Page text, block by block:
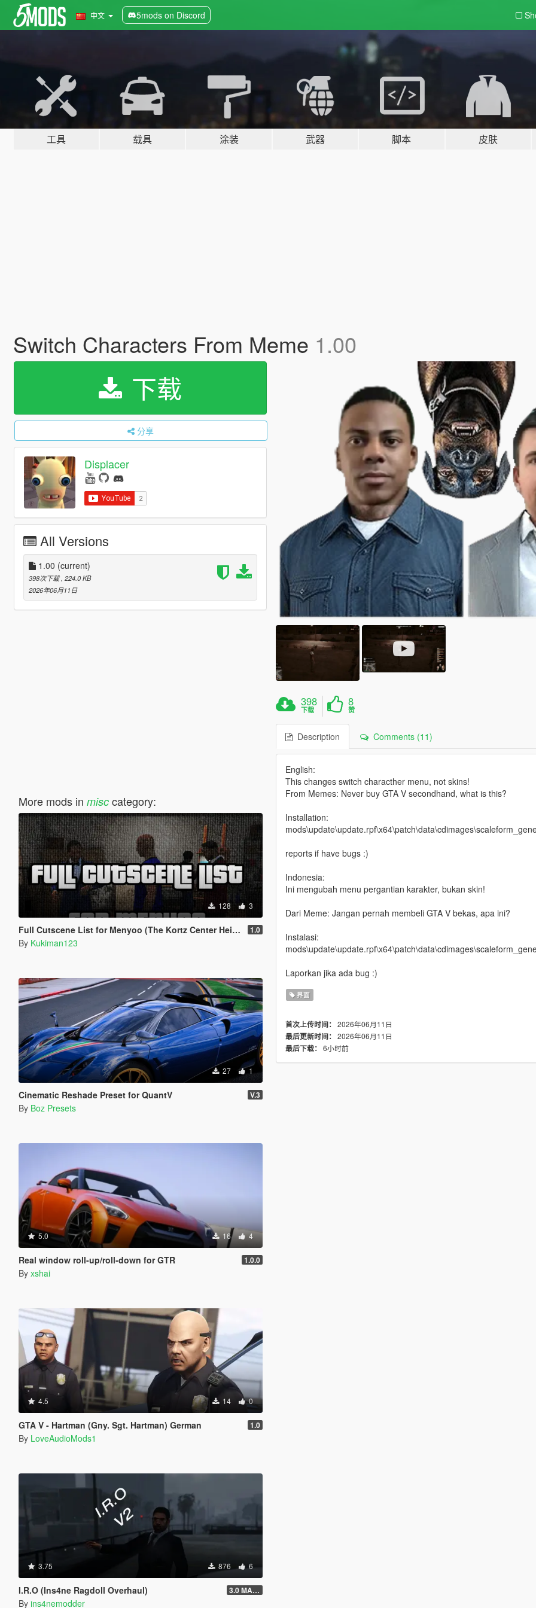
中文 5mods on Discord
工具 载具 涂装 武器 脚本 皮肤
Switch Characters From Meme 1.00
下载
分享
Displacer
All Versions
1.00 (current)
398次下载 , 224.0 KB
2026年06月11日
More mods in misccategory:
128 3
Full Cutscene List for Menyoo (The Kortz Center Heist) 1.0
By Kukiman123
27 1
Cinematic Reshade Preset for QuantV V.3
By Boz Presets
5.0 16 4
Real window roll‑up/roll‑down for GTR 1.0.0
By xshai
4.5 14 0
GTA V - Hartman (Gny. Sgt. Hartman) German 1.0
By LoveAudioMods1
3.75 876 6
I.R.O (Ins4ne Ragdoll Overhaul) 3.0 MASSIVE OVERHAUL
By ins4nemodder
398
下载
8
赞
Description Comments (11)
English:
This changes switch characther menu, not skins!
From Memes: Never buy GTA V secondhand, what is this?
Installation:
reports if have bugs :)
Indonesia:
Ini mengubah menu pergantian karakter, bukan skin!
Dari Meme: Jangan pernah membeli GTA V bekas, apa ini?
Instalasi:
Laporkan jika ada bug :)
界面
首次上传时间： 2026年06月11日
最后更新时间： 2026年06月11日
最后下载： 6小时前